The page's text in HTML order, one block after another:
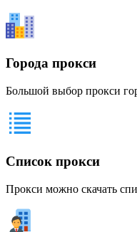
Города прокси
Большой выбор прокси
Список прокси
Прокси можно скачать